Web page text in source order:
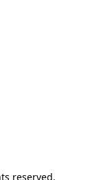
reserved.